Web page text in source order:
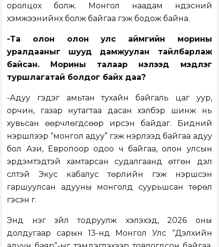
оролцох болж. Монгол наадам үндэсний
хэмжээнийнх болж байгаа гэж бодож байна.
-Та олон олон улс аймгийн морины
уралдааныг шууд дамжуулан тайлбарлаж
байсан. Морины талаар нэлээд мэдлэг
туршлагатай болдог байх даа?
-Адуу гэдэг амьтан тухайн байгаль цаг уур,
орчин, газар нутагтаа дасан хэлбэр шинж нь
хувьсан өөрчлөгдсөөр ирсэн байдаг. Бидний
нэршлээр “монгол адуу” гэж нэрлээд байгаа адуу
бол Ази, Европоор одоо ч байгаа, олон улсын
эрдэмтэдтэй хамтарсан судалгаанд өтгөн дэл
сүүлтэй Экус кабалус төрлийн гэж нэршсэн
гаршуулсан адууны монголд суурьшсан төрөл
гэсэн үг.
Энд нэг зүйл тодруулж хэлэхэд, 2026 оны
долдугаар сарын 13-нд Монгол Улс “Дэлхийн